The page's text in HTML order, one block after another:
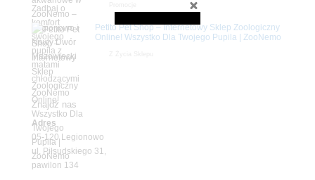
Petito Pet Shop – Internetowy Sklep Zoologiczny
Online! Wszystko Dla Twojego Pupila | ZooNemo
Znajdź nas
Adres
05-120 Legionowo
ul. Piłsudskiego 31,
pawilon 134